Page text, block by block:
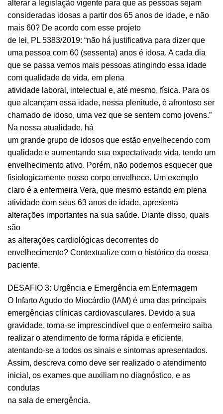
alterar a legislação vigente para que as pessoas sejam
consideradas idosas a partir dos 65 anos de idade, e não
mais 60? De acordo com esse projeto
de lei, PL 5383/2019: “não há justificativa para dizer que
uma pessoa com 60 (sessenta) anos é idosa. A cada dia
que se passa vemos mais pessoas atingindo essa idade
com qualidade de vida, em plena
atividade laboral, intelectual e, até mesmo, física. Para os
que alcançam essa idade, nessa plenitude, é afrontoso ser
chamado de idoso, uma vez que se sentem como jovens.”
Na nossa atualidade, há
um grande grupo de idosos que estão envelhecendo com
qualidade e aumentando sua expectativade vida, tendo um
envelhecimento ativo. Porém, não podemos esquecer que
fisiologicamente nosso corpo envelhece. Um exemplo
claro é a enfermeira Vera, que mesmo estando em plena
atividade com seus 63 anos de idade, apresenta
alterações importantes na sua saúde. Diante disso, quais
são
as alterações cardiológicas decorrentes do
envelhecimento? Contextualize com o histórico da nossa
paciente.
DESAFIO 3: Urgência e Emergência em Enfermagem
O Infarto Agudo do Miocárdio (IAM) é uma das principais
emergências clínicas cardiovasculares. Devido a sua
gravidade, torna-se imprescindível que o enfermeiro saiba
realizar o atendimento de forma rápida e eficiente,
atentando-se a todos os sinais e sintomas apresentados.
Assim, descreva como deve ser realizado o atendimento
inicial, os exames que auxiliam no diagnóstico, e as
condutas
na sala de emergência.